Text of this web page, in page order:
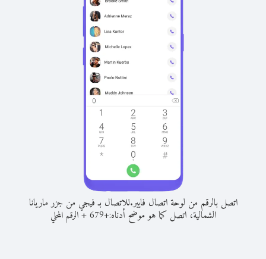
اتصل بالرقم من لوحة اتصال فايبر.للاتصال بـ فيجي من جزر ماريانا
الشمالية، اتصل كما هو موضح أدناه:+
679
+الرقم المحلي